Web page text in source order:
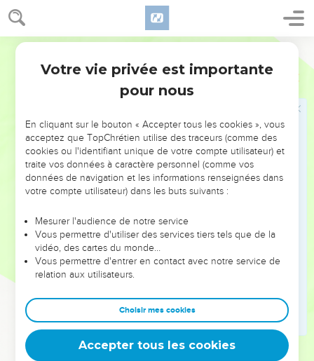
Esaïe 43
Le peuple que je me suis formé proclamera mes louanges.
Le procès de Dieu et d'Israël
Ce n’est pas à moi que tu as fait appel, Jacob ! Oui, tu t’es
fatigué de moi, Israël !
Tu ne m'as pas offert tes agneaux en holocauste et tu ne
m’as pas honoré par tes sacrifices. Je ne t'ai pas importuné
pour que tu me fasses des offrandes, je ne t'ai pas fatigué
pour recevoir de l'encens.
Tu n'as pas acheté des plantes aromatiques pour moi et tu
ne m'as pas rassasié de la graisse de tes sacrifices. Tu m'as
fautes.
Pourtant c'est moi, moi qui efface tes transgressions à
cause de moi-même, et je ne me souviendrai plus de tes
péchés.
Réveille mes souvenirs, plaidons ensemble, parle toi-
même pour te défendre !
Ton premier ancêtre, déjà, a péché et tes interprètes se
sont rebellés contre moi.
Votre vie privée est importante
pour nous
En cliquant sur le bouton « Accepter tous les cookies », vous
acceptez que TopChrétien utilise des traceurs (comme des
cookies ou l'identifiant unique de votre compte utilisateur) et
traite vos données à caractère personnel (comme vos
données de navigation et les informations renseignées dans
votre compte utilisateur) dans les buts suivants :
Mesurer l'audience de notre service
Vous permettre d'utiliser des services tiers tels que de la
vidéo, des cartes du monde…
Vous permettre d'entrer en contact avec notre service de
relation aux utilisateurs.
Choisir mes cookies
Accepter tous les cookies